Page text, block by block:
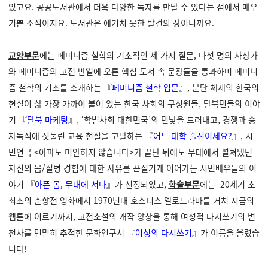
있고요. 공공도서관에서 더욱 다양한 독자를 만날 수 있다는 점에서 매우
기쁜 소식이지요. 도서관은 예기치 못한 발견의 장이니까요.
교양부문에는 페미니즘 철학의 기초적인 세 가지 질문, 다섯 명의 사상가
와 페미니즘의 고전 반열에 오른 핵심 도서 속 문장들을 통과하며 페미니
즘 철학의 기초를 소개하는 『페미니즘 철학 입문』, 분단 체제의 한국의
현실이 삶 가장 가까이 붙어 있는 한국 사회의 구성원들, 탈북민들의 이야
기 『탈북 마케팅』, ‘학벌사회 대한민국’의 민낯을 드러내고, 경쟁과 승
자독식에 짓눌린 교육 현실을 고발하는 『어느 대학 출신이세요?』, 시
민연극 <아파도 미안하지 않습니다>가 끝난 뒤에도 무대에서 펼쳐냈던
자신의 몸/질병 경험에 대한 사유를 끈질기게 이어가는 시민배우들의 이
야기 『아픈 몸, 무대에 서다』가 선정되었고, 학술부문에는 20세기 초
최초의 춘향전 영화에서 1970년대 호스티스 멜로드라마를 거쳐 지금의
웹툰에 이르기까지, 고전소설의 개작 양상을 통해 여성적 다시쓰기의 변
천사를 면밀히 추적한 문화연구서
『여성의 다시쓰기』가 이름을 올렸습
니다!